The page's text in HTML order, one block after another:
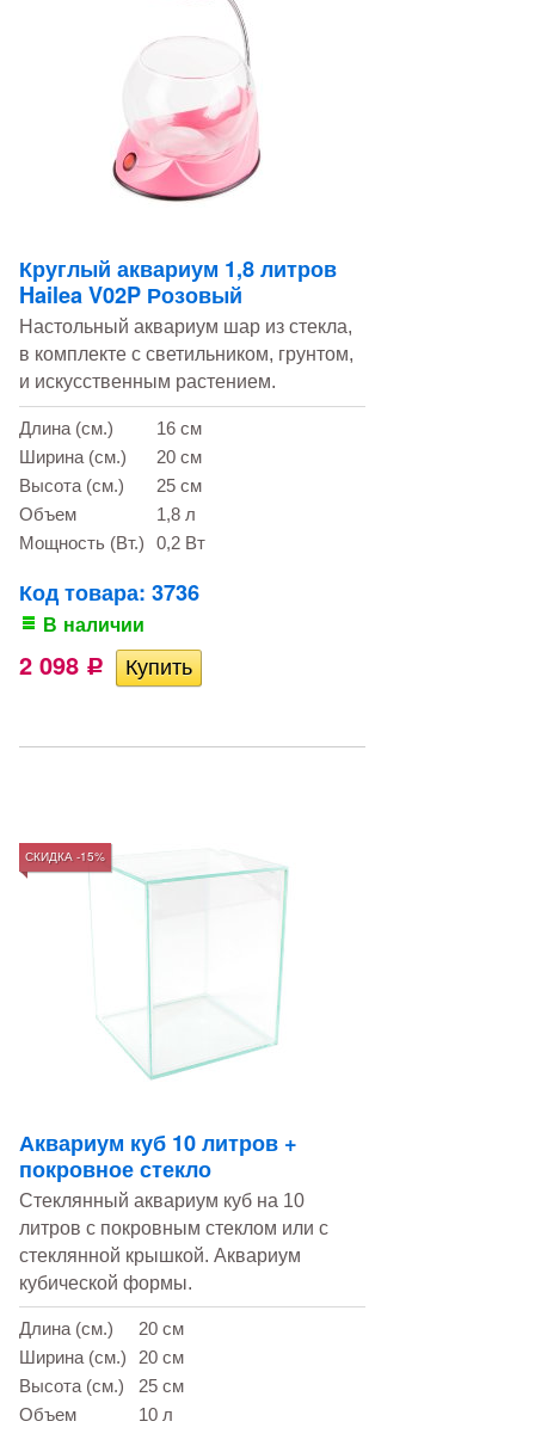
Круглый аквариум 1,8 литров
Hailea V02P Розовый
Настольный аквариум шар из стекла,
в комплекте с светильником, грунтом,
и искусственным растением.
Длина (см.)
16 см
Ширина (см.)
20 см
Высота (см.)
25 см
Объем
1,8 л
Мощность (Вт.)
0,2 Вт
Код товара: 3736
В наличии
2 098 Р
СКИДКА -15%
Аквариум куб 10 литров +
покровное стекло
Стеклянный аквариум куб на 10
литров с покровным стеклом или с
стеклянной крышкой. Аквариум
кубической формы.
Длина (см.)
20 см
Ширина (см.)
20 см
Высота (см.)
25 см
Объем
10 л